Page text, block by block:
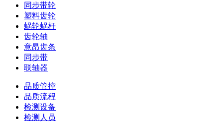
同步带轮
塑料齿轮
蜗轮蜗杆
齿轮轴
意昂齿条
同步带
联轴器
品质管控
品质流程
检测设备
检测人员